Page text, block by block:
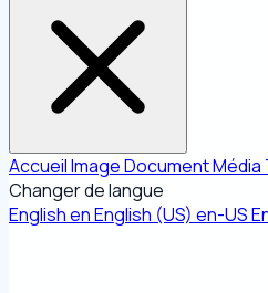
AccueilImageDocumentMédia
Changer de langue
EnglishenEnglish (US) en-US